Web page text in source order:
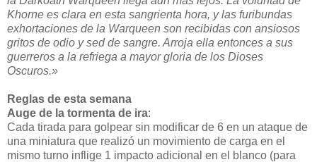
Khorne es clara en esta sangrienta hora, y las furibundas
exhortaciones de la Warqueen son recibidas con ansiosos
gritos de odio y sed de sangre. Arroja ella entonces a sus
guerreros a la refriega a mayor gloria de los Dioses
Oscuros.»
Reglas de esta semana
Auge de la tormenta de ira:
Cada tirada para golpear sin modificar de 6 en un ataque de
una miniatura que realizó un movimiento de carga en el
mismo turno inflige 1 impacto adicional en el blanco (para